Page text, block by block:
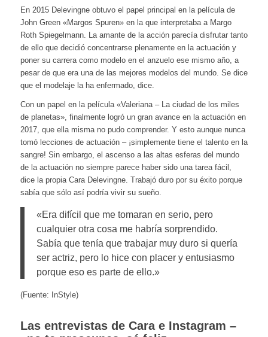
En 2015 Delevingne obtuvo el papel principal en la película de
John Green «Margos Spuren» en la que interpretaba a Margo
Roth Spiegelmann. La amante de la acción parecía disfrutar tanto
de ello que decidió concentrarse plenamente en la actuación y
poner su carrera como modelo en el anzuelo ese mismo año, a
pesar de que era una de las mejores modelos del mundo. Se dice
que el modelaje la ha enfermado, dice.
Con un papel en la película «Valeriana – La ciudad de los miles
de planetas», finalmente logró un gran avance en la actuación en
2017, que ella misma no pudo comprender. Y esto aunque nunca
tomó lecciones de actuación – ¡simplemente tiene el talento en la
sangre! Sin embargo, el ascenso a las altas esferas del mundo
de la actuación no siempre parece haber sido una tarea fácil,
dice la propia Cara Delevingne. Trabajó duro por su éxito porque
sabía que sólo así podría vivir su sueño.
«Era difícil que me tomaran en serio, pero
cualquier otra cosa me habría sorprendido.
Sabía que tenía que trabajar muy duro si quería
ser actriz, pero lo hice con placer y entusiasmo
porque eso es parte de ello.»
(Fuente: InStyle)
Las entrevistas de Cara e Instagram –